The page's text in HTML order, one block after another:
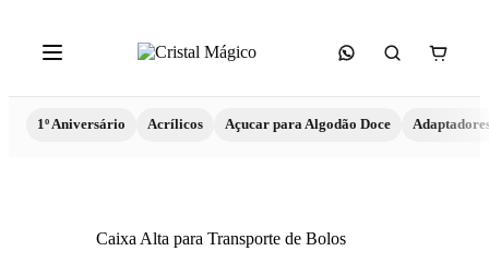
1º Aniversário Acrílicos Açucar para Algodão Doce
Caixa Alta para Transporte de Bolos